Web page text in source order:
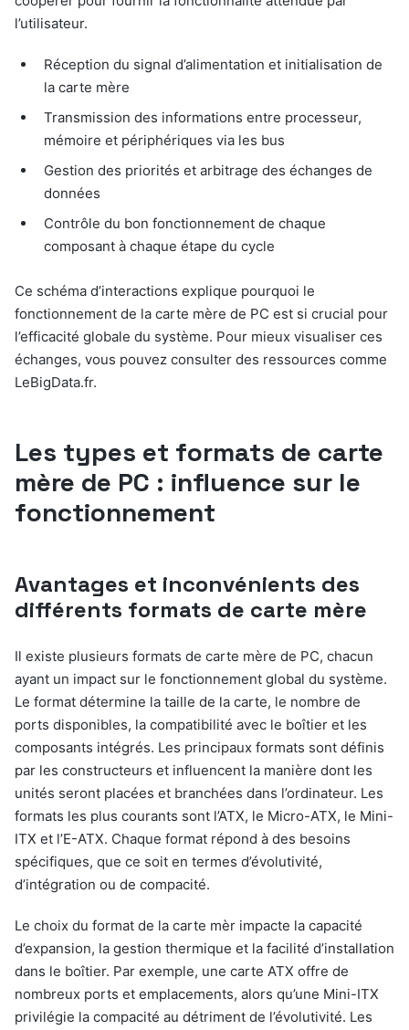
l’utilisateur.
Réception du signal d’alimentation et initialisation de
la carte mère
Transmission des informations entre processeur,
mémoire et périphériques via les bus
Gestion des priorités et arbitrage des échanges de
données
Contrôle du bon fonctionnement de chaque
composant à chaque étape du cycle
Ce schéma d’interactions explique pourquoi le
fonctionnement de la carte mère de PC est si crucial pour
l’efficacité globale du système. Pour mieux visualiser ces
échanges, vous pouvez consulter des ressources comme
LeBigData.fr.
Les types et formats de carte
mère de PC : influence sur le
fonctionnement
Avantages et inconvénients des
différents formats de carte mère
Il existe plusieurs formats de carte mère de PC, chacun
ayant un impact sur le fonctionnement global du système.
Le format détermine la taille de la carte, le nombre de
ports disponibles, la compatibilité avec le boîtier et les
composants intégrés. Les principaux formats sont définis
par les constructeurs et influencent la manière dont les
unités seront placées et branchées dans l’ordinateur. Les
formats les plus courants sont l’ATX, le Micro-ATX, le Mini-
ITX et l’E-ATX. Chaque format répond à des besoins
spécifiques, que ce soit en termes d’évolutivité,
d’intégration ou de compacité.
Le choix du format de la carte mèr impacte la capacité
d’expansion, la gestion thermique et la facilité d’installation
dans le boîtier. Par exemple, une carte ATX offre de
nombreux ports et emplacements, alors qu’une Mini-ITX
privilégie la compacité au détriment de l’évolutivité. Les